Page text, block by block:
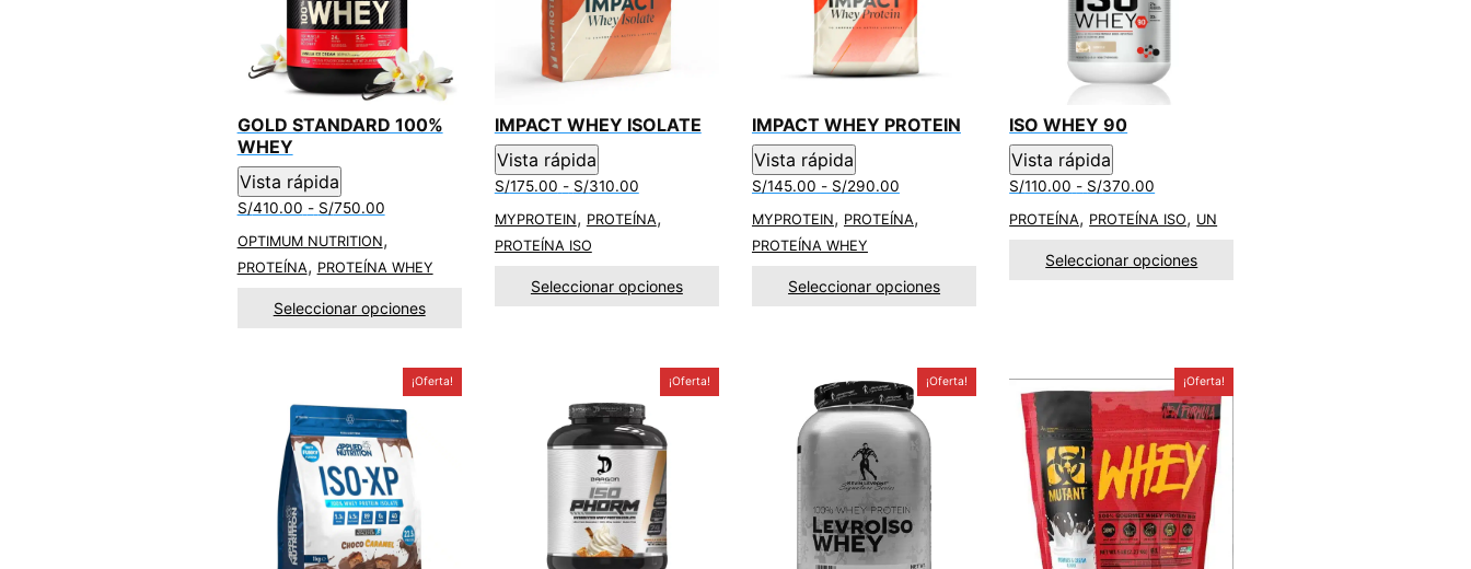
p
GOLD STANDARD 100%
WHEY
Vista rápida
S/410.00 - S/750.00Rango
precios:
desde
hasta
OPTIMUM NUTRITION,
PROTEÍNA, PROTEÍNA WHEY
Seleccionar opciones
IMPACT WHEY ISOLATE
Vista rápida
S/175.00 - S/310.00Rango
precios:
hasta
MYPROTEIN, PROTEÍNA,
PROTEÍNA ISO
Seleccionar opciones
IMPACT WHEY PROTEIN
Vista rápida
S/145.00 - S/290.00Rango
precios:
hasta
MYPROTEIN, PROTEÍNA,
PROTEÍNA WHEY
Seleccionar opciones
ISO WHEY 90
Vista rápida
S/110.00 - S/370.00
precios:
desde
S/110.00
PROTEÍNA, PROTEÍNA ISO, UN
Seleccionar opciones
¡Oferta! ¡Oferta! ¡Oferta! ¡Oferta!